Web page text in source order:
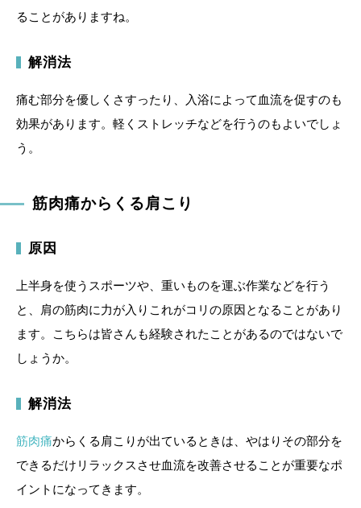
ることがありますね。
解消法
痛む部分を優しくさすったり、入浴によって血流を促すのも
効果があります。軽くストレッチなどを行うのもよいでしょ
う。
筋肉痛からくる肩こり
原因
上半身を使うスポーツや、重いものを運ぶ作業などを行う
と、肩の筋肉に力が入りこれがコリの原因となることがあり
ます。こちらは皆さんも経験されたことがあるのではないで
しょうか。
解消法
筋肉痛からくる肩こりが出ているときは、やはりその部分を
できるだけリラックスさせ血流を改善させることが重要なポ
イントになってきます。